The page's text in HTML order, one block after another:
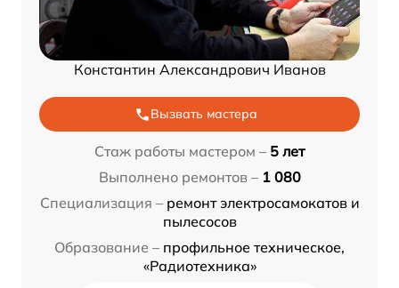
Константин Александрович Иванов
Вызвать мастера
Стаж работы мастером – 5 лет
Выполнено ремонтов – 1 080
Специализация – ремонт электросамокатов и
пылесосов
Образование – профильное техническое,
«Радиотехника»